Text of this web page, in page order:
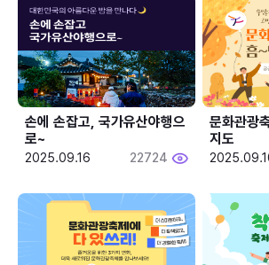
손에 손잡고, 국가유산야행으
로~
2025.09.16 22724
문화관광
지도